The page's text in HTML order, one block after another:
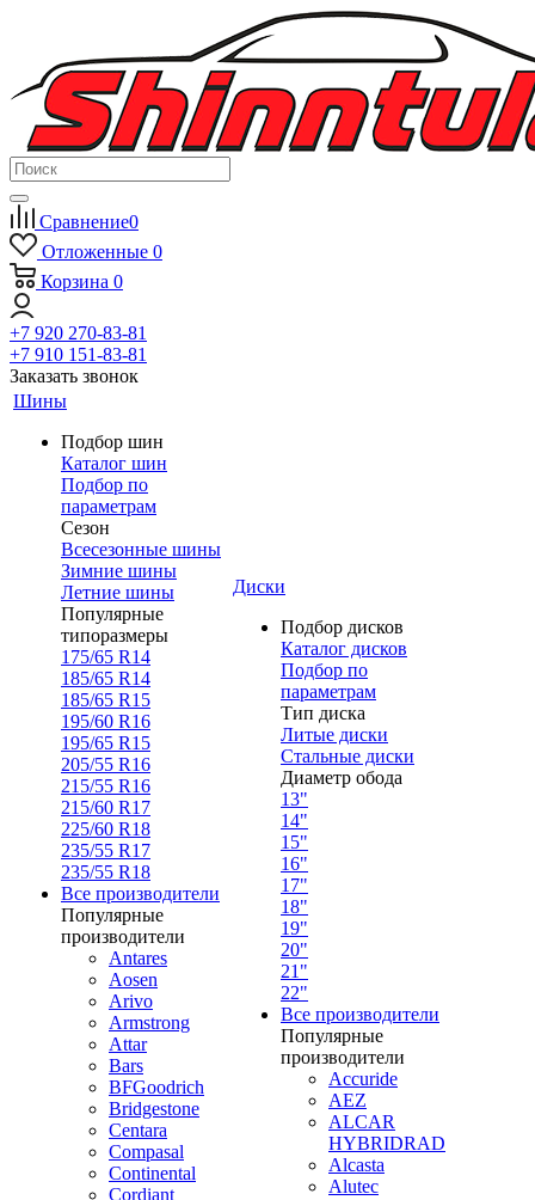
Сравнение0
Отложенные 0
Корзина 0
+7 920 270-83-81
+7 910 151-83-81
Заказать звонок
Шины
Подбор шин
Каталог шин
Подбор по
параметрам
Сезон
Всесезонные шины
Зимние шины
Летние шины
Популярные
типоразмеры
175/65 R14
185/65 R14
185/65 R15
195/60 R16
195/65 R15
205/55 R16
215/55 R16
215/60 R17
225/60 R18
235/55 R17
235/55 R18
Все производители
Популярные
производители
Antares
Aosen
Arivo
Armstrong
Attar
Bars
BFGoodrich
Bridgestone
Centara
Compasal
Continental
Cordiant
Диски
Подбор дисков
Каталог дисков
Подбор по
параметрам
Тип диска
Литые диски
Стальные диски
Диаметр обода
13"
14"
15"
16"
17"
18"
19"
20"
21"
22"
Все производители
Популярные
производители
Accuride
AEZ
ALCAR
HYBRIDRAD
Alcasta
Alutec